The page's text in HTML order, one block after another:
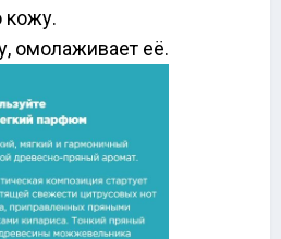
кожу.
омолаживает её.